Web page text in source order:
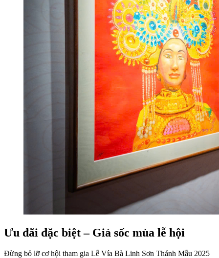
Ưu đãi đặc biệt – Giá sốc mùa lễ hội
Đừng bỏ lỡ cơ hội tham gia Lễ Vía Bà Linh Sơn Thánh Mẫu 2025